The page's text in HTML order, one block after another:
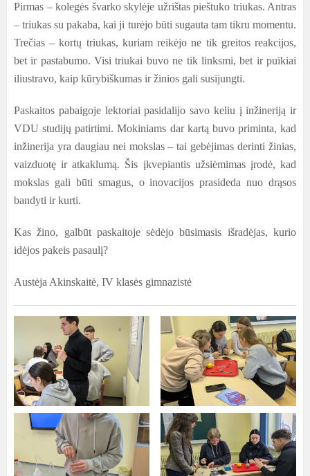
Pirmas – kolegės švarko skylėje užrištas pieštuko triukas. Antras
– triukas su pakaba, kai ji turėjo būti sugauta tam tikru momentu.
Trečias – kortų triukas, kuriam reikėjo ne tik greitos reakcijos,
bet ir pastabumo. Visi triukai buvo ne tik linksmi, bet ir puikiai
iliustravo, kaip kūrybiškumas ir žinios gali susijungti.
Paskaitos pabaigoje lektoriai pasidalijo savo keliu į inžineriją ir
VDU studijų patirtimi. Mokiniams dar kartą buvo priminta, kad
inžinerija yra daugiau nei mokslas – tai gebėjimas derinti žinias,
vaizduotę ir atkaklumą. Šis įkvepiantis užsiėmimas įrodė, kad
mokslas gali būti smagus, o inovacijos prasideda nuo drąsos
bandyti ir kurti.
Kas žino, galbūt paskaitoje sėdėjo būsimasis išradėjas, kurio
idėjos pakeis pasaulį?
Austėja Akinskaitė, IV klasės gimnazistė